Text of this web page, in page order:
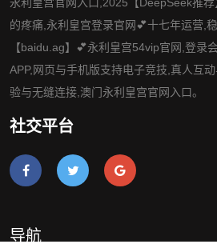
的疼痛,永利皇宫登录官网💕十七年运营,
【baidu.ag】💕永利皇宫54vip官网,登录
APP,网页与手机版支持电子竞技,真人互
验与无缝连接,澳门永利皇宫官网入口。
社交平台
导航